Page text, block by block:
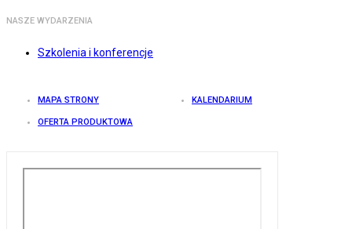
NASZE WYDARZENIA
Szkolenia i konferencje
MAPA STRONY KALENDARIUM
OFERTA PRODUKTOWA